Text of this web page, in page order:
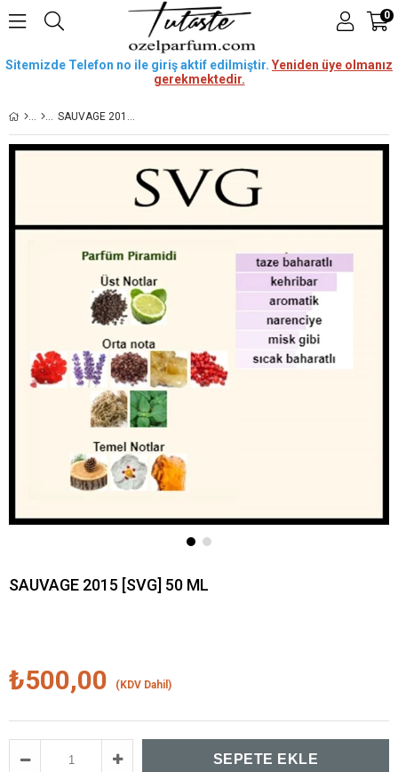
0
Sitemizde Telefon no ile giriş aktif edilmiştir. Yeniden üye olmanız
gerekmektedir.
SAUVAGE 2015 [SVG] 50 ML
SAUVAGE 2015 [SVG] 50 ML
₺500,00 (KDV Dahil)